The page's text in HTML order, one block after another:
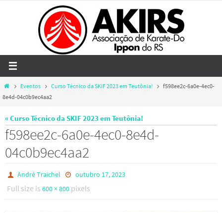
HomeEventos Curso Técnico da SKIF 2023 em Teutônia!
f598ee2c-6a0e-4ec0-
8e4d-04c0b9ec4aa2
« Curso Técnico da SKIF 2023 em Teutônia!
f598ee2c-6a0e-4ec0-8e4d-
04c0b9ec4aa2
André Traichel outubro 17, 2023
Full size is 600 × 800 pixels